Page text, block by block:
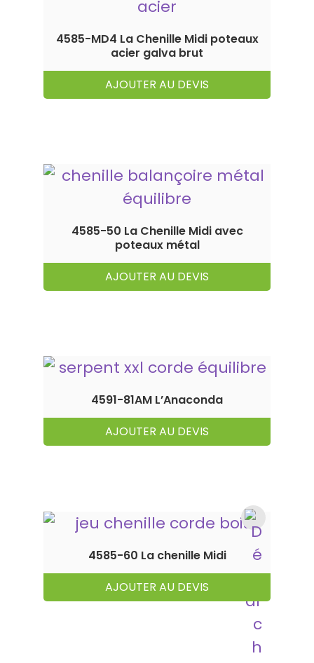
4585-MD4 La Chenille Midi poteaux
acier galva brut
AJOUTER AU DEVIS
4585-50 La Chenille Midi avec
poteaux métal
AJOUTER AU DEVIS
4591-81AM L’Anaconda
AJOUTER AU DEVIS
4585-60 La chenille Midi
AJOUTER AU DEVIS